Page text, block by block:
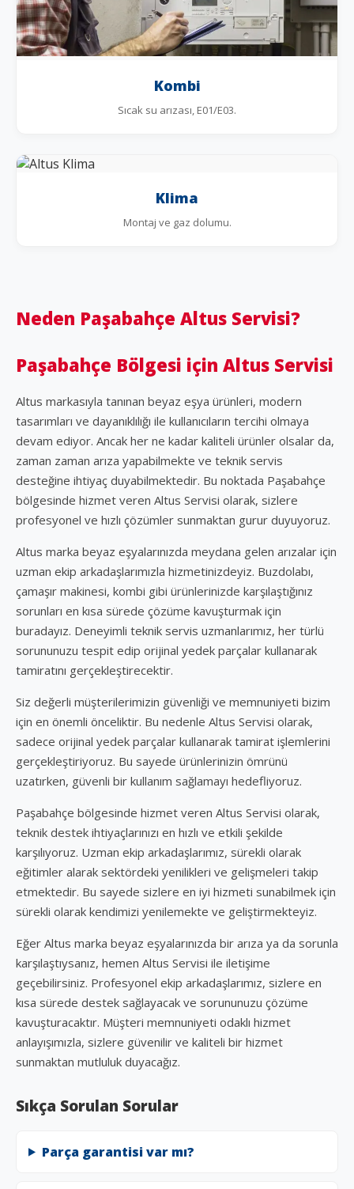
Kombi
Sıcak su arızası, E01/E03.
Klima
Montaj ve gaz dolumu.
Neden Paşabahçe Altus Servisi?
Paşabahçe Bölgesi için Altus Servisi
Altus markasıyla tanınan beyaz eşya ürünleri, modern
tasarımları ve dayanıklılığı ile kullanıcıların tercihi olmaya
devam ediyor. Ancak her ne kadar kaliteli ürünler olsalar da,
zaman zaman arıza yapabilmekte ve teknik servis
desteğine ihtiyaç duyabilmektedir. Bu noktada Paşabahçe
bölgesinde hizmet veren Altus Servisi olarak, sizlere
profesyonel ve hızlı çözümler sunmaktan gurur duyuyoruz.
Altus marka beyaz eşyalarınızda meydana gelen arızalar için
uzman ekip arkadaşlarımızla hizmetinizdeyiz. Buzdolabı,
çamaşır makinesi, kombi gibi ürünlerinizde karşılaştığınız
sorunları en kısa sürede çözüme kavuşturmak için
buradayız. Deneyimli teknik servis uzmanlarımız, her türlü
sorununuzu tespit edip orijinal yedek parçalar kullanarak
tamiratını gerçekleştirecektir.
Siz değerli müşterilerimizin güvenliği ve memnuniyeti bizim
için en önemli önceliktir. Bu nedenle Altus Servisi olarak,
sadece orijinal yedek parçalar kullanarak tamirat işlemlerini
gerçekleştiriyoruz. Bu sayede ürünlerinizin ömrünü
uzatırken, güvenli bir kullanım sağlamayı hedefliyoruz.
Paşabahçe bölgesinde hizmet veren Altus Servisi olarak,
teknik destek ihtiyaçlarınızı en hızlı ve etkili şekilde
karşılıyoruz. Uzman ekip arkadaşlarımız, sürekli olarak
eğitimler alarak sektördeki yenilikleri ve gelişmeleri takip
etmektedir. Bu sayede sizlere en iyi hizmeti sunabilmek için
sürekli olarak kendimizi yenilemekte ve geliştirmekteyiz.
Eğer Altus marka beyaz eşyalarınızda bir arıza ya da sorunla
karşılaştıysanız, hemen Altus Servisi ile iletişime
geçebilirsiniz. Profesyonel ekip arkadaşlarımız, sizlere en
kısa sürede destek sağlayacak ve sorununuzu çözüme
kavuşturacaktır. Müşteri memnuniyeti odaklı hizmet
anlayışımızla, sizlere güvenilir ve kaliteli bir hizmet
sunmaktan mutluluk duyacağız.
Sıkça Sorulan Sorular
Parça garantisi var mı?